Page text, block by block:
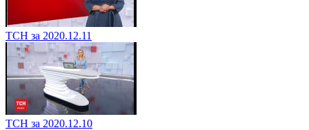
ТСН за 2020.12.11
ТСН за 2020.12.10